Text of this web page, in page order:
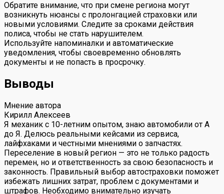
Обратите внимание, что при смене региона могут
возникнуть нюансы с пролонгацией страховки или
новыми условиями. Следите за сроками действия
полиса, чтобы не стать нарушителем.
Используйте напоминалки и автоматические
уведомления, чтобы своевременно обновлять
документы и не попасть в просрочку.
Выводы
Мнение автора
Кирилл Алексеев
Я механик с 10-летним опытом, знаю автомобили от А
до Я. Делюсь реальными кейсами из сервиса,
лайфхаками и честными мнениями о запчастях.
Переселение в новый регион — это не только радость
перемен, но и ответственность за свою безопасность и
законность. Правильный выбор автостраховки поможет
избежать лишних затрат, проблем с документами и
штрафов. Необходимо внимательно изучать